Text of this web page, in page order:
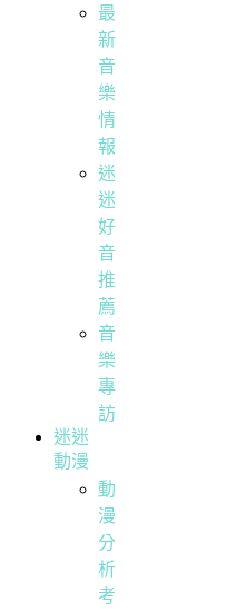
最
新
音
樂
情
報
迷
迷
好
音
推
薦
音
樂
專
訪
迷迷
動漫
動
漫
分
析
考